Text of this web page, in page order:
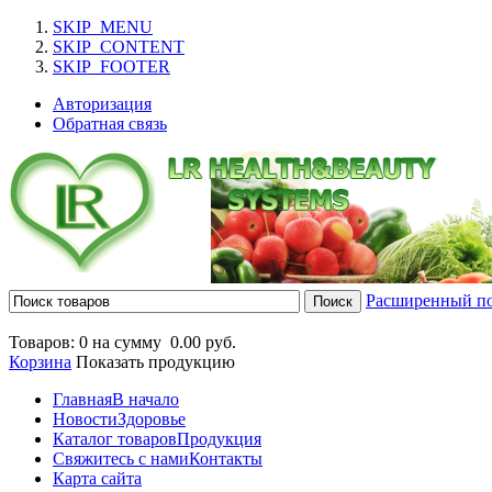
SKIP_MENU
SKIP_CONTENT
SKIP_FOOTER
Авторизация
Обратная связь
Расширенный
Товаров: 0 на сумму 0.00 руб.
Корзина Показать продукцию
ГлавнаяВ начало
НовостиЗдоровье
Каталог товаровПродукция
Свяжитесь с намиКонтакты
Карта сайта